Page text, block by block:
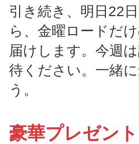
引き続き、明日22
ら、金曜ロードだ
届けします。今週
待ください。一緒
う。
豪華プレゼン